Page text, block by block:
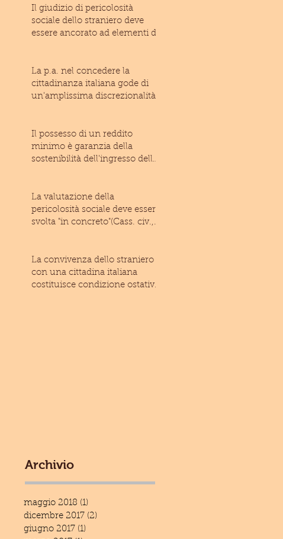
Il giudizio di pericolosità
sociale dello straniero deve
essere ancorato ad elementi di
La p.a. nel concedere la
cittadinanza italiana gode di
un'amplissima discrezionalità
Il possesso di un reddito
minimo è garanzia della
sostenibilità dell'ingresso dello
La valutazione della
pericolosità sociale deve essere
svolta "in concreto"(Cass. civ.,
La convivenza dello straniero
con una cittadina italiana
costituisce condizione ostativa
Archivio
maggio 2018 (1)
dicembre 2017 (2)
giugno 2017 (1)